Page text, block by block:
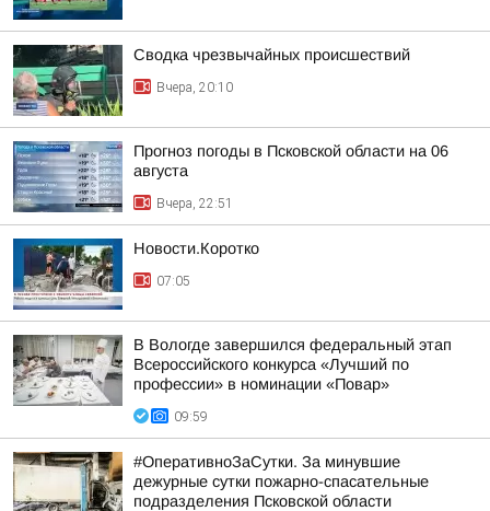
Сводка чрезвычайных происшествий
Вчера, 20:10
Прогноз погоды в Псковской области на 06
августа
Вчера, 22:51
Новости.Коротко
07:05
В Вологде завершился федеральный этап
Всероссийского конкурса «Лучший по
профессии» в номинации «Повар»
09:59
#ОперативноЗаСутки. За минувшие
дежурные сутки пожарно-спасательные
подразделения Псковской области